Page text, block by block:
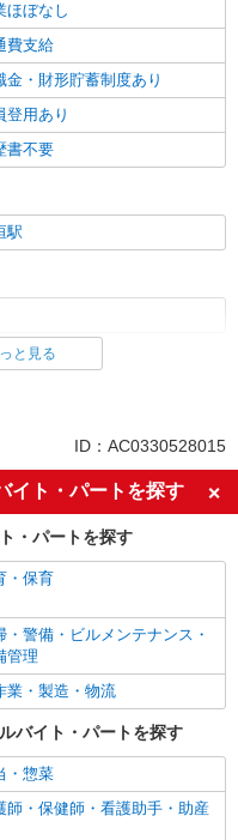
ほぼなし
費支給
金・財形貯蓄制度あり
登用あり
書不要
駅
面接OK
験歓迎
・第二新卒歓迎
不問
ル（40代～）活躍中
前払いOK
タイム歓迎
・分煙
ク通勤OK
ほぼなし
費支給
と見る
ID：AC0330528015
イト・パートを探す
・パートを探す
・保育
・警備・ビルメンテナンス・
管理
業・製造・物流
バイト・パートを探す
・惣菜
師・保健師・看護助手・助産